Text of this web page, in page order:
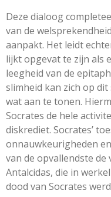
Deze dialoog
van de
aanpakt. Het leidt
lijkt opgevat te zijn als
leegheid van de
slimheid kan zich op
wat aan te tonen.
Socrates de hele
diskrediet. Socrates’
onnauwkeurigheden
van de opvallendste de
Antalcidas, die in
dood van Socrates